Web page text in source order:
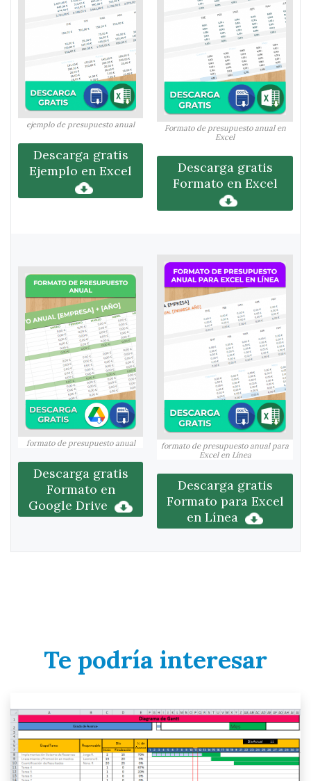
ejemplo de presupuesto anual
Descarga gratis
Ejemplo en Excel
Formato de presupuesto anual en
Excel
Descarga gratis
Formato en Excel
formato de presupuesto anual
Descarga gratis
Formato en
Google Drive
formato de presupuesto anual para
Excel en Línea
Descarga gratis
Formato para Excel
en Línea
Te podría interesar